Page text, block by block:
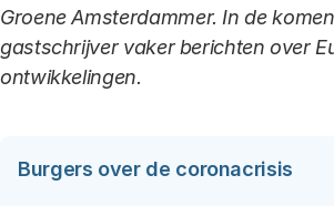
Groene Amsterdammer. In de
gastschrijver vaker berichten over
ontwikkelingen.
Burgers over de coronacrisis